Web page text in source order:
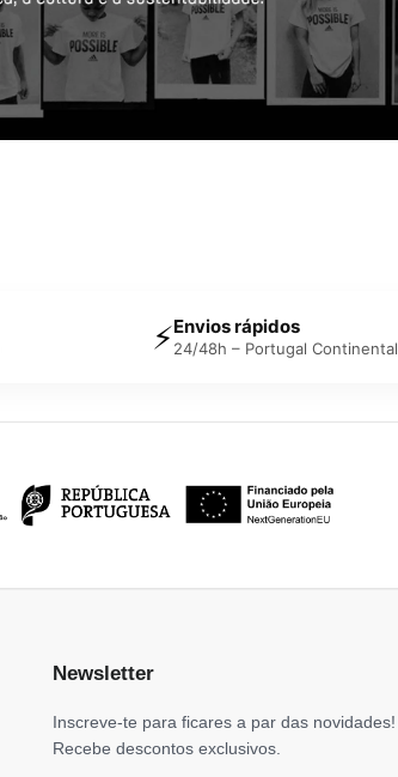
⚡Envios rápidos
24/48h – Portugal Continental
Newsletter
Inscreve-te para ficares a par das novidades!
Recebe descontos exclusivos.